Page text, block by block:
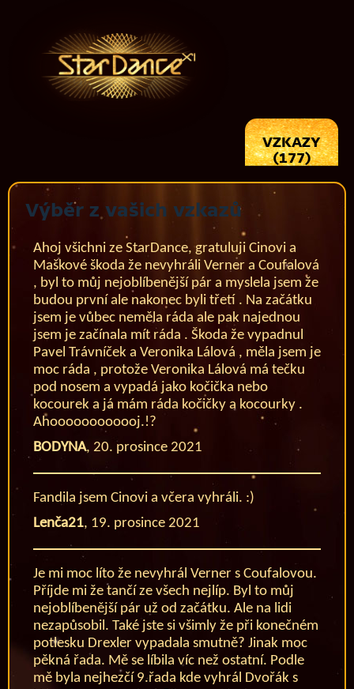
VZKAZY
(177)
Výběr z vašich vzkazů
Ahoj všichni ze StarDance, gratuluji Cinovi a
Maškové škoda že nevyhráli Verner a Coufalová
, byl to můj nejoblíbenější pár a myslela jsem že
budou první ale nakonec byli třetí . Na začátku
jsem je vůbec neměla ráda ale pak najednou
jsem je začínala mít ráda . Škoda že vypadnul
Pavel Trávníček a Veronika Lálová , měla jsem je
moc ráda , protože Veronika Lálová má tečku
pod nosem a vypadá jako kočička nebo
kocourek a já mám ráda kočičky a kocourky .
Ahoooooooooooj.!?
BODYNA, 20. prosince 2021
Fandila jsem Cinovi a včera vyhráli. :)
Lenča21, 19. prosince 2021
Je mi moc líto že nevyhrál Verner s Coufalovou.
Příjde mi že tančí ze všech nejlíp. Byl to můj
nejoblíbenější pár už od začátku. Ale na lidi
nezapůsobil. Také jste si všimly že při konečném
potlesku Drexler vypadala smutně? Jinak moc
pěkná řada. Mě se líbila víc než ostatní. Podle
mě byla nejhezčí 9.řada kde vyhrál Dvořák s